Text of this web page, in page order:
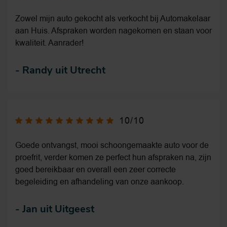
Zowel mijn auto gekocht als verkocht bij Automakelaar
aan Huis. Afspraken worden nagekomen en staan voor
kwaliteit. Aanrader!
- Randy uit Utrecht
10/10
Goede ontvangst, mooi schoongemaakte auto voor de
proefrit, verder komen ze perfect hun afspraken na, zijn
goed bereikbaar en overall een zeer correcte
begeleiding en afhandeling van onze aankoop.
- Jan uit Uitgeest